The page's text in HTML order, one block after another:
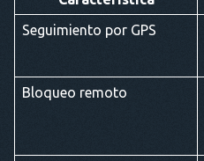
Seguimiento por GPS
Bloqueo remoto